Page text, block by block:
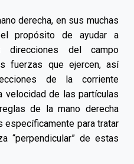
derecha, en sus muchas
propósito de ayudar a
direcciones del campo
fuerzas que ejercen, así
de la corriente
velocidad de las partículas
de la mano derecha
específicamente para tratar
“perpendicular” de estas